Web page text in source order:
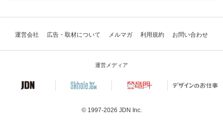
運営会社 広告・取材について メルマガ 利用規約 お問い合わせ
運営メディア
© 1997-2026 JDN Inc.